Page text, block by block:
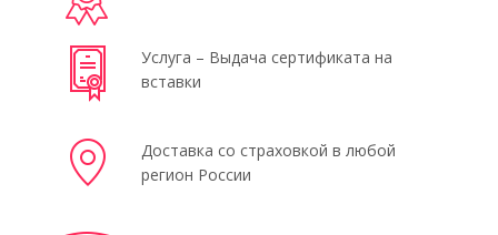
Услуга – Выдача сертификата на
вставки
Доставка со страховкой в любой
регион России